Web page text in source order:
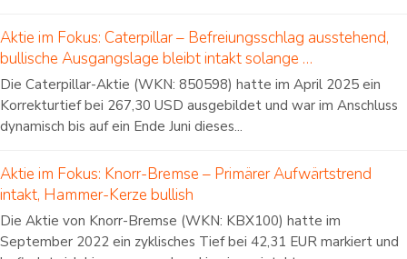
Aktie im Fokus: Caterpillar – Befreiungsschlag ausstehend,
bullische Ausgangslage bleibt intakt solange …
Die Caterpillar-Aktie (WKN: 850598) hatte im April 2025 ein
Korrekturtief bei 267,30 USD ausgebildet und war im Anschluss
dynamisch bis auf ein Ende Juni dieses...
Aktie im Fokus: Knorr-Bremse – Primärer Aufwärtstrend
intakt, Hammer-Kerze bullish
Die Aktie von Knorr-Bremse (WKN: KBX100) hatte im
September 2022 ein zyklisches Tief bei 42,31 EUR markiert und